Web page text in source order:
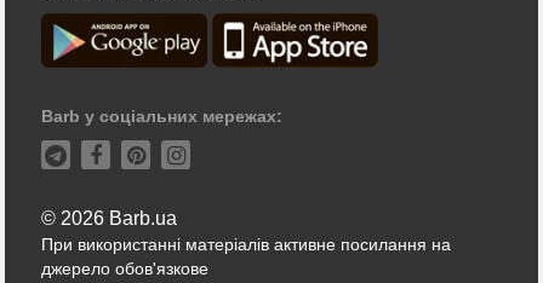
Barb у соціальних мережах:
© 2026 Barb.ua
При використанні матеріалів активне посилання на
джерело обов'язкове